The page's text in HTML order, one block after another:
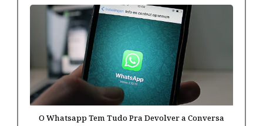
O Whatsapp Tem Tudo Pra Devolver a Conversa